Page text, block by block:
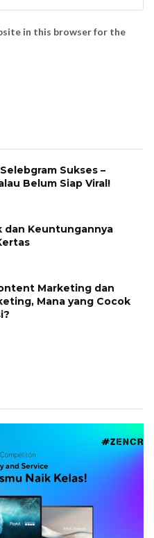
in this browser for the
Sukses –
Belum Siap Viral!
dan Keuntungannya
Marketing dan
Mana yang Cocok